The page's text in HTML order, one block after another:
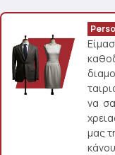
να
μας